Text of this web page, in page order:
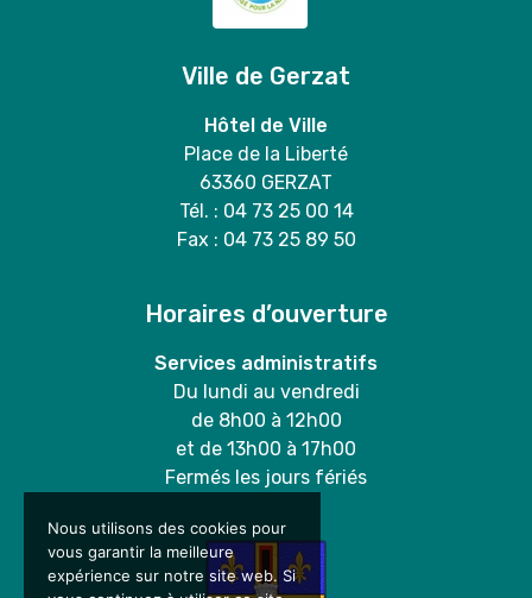
Ville de Gerzat
Hôtel de Ville
Place de la Liberté
63360 GERZAT
Tél. : 04 73 25 00 14
Fax : 04 73 25 89 50
Horaires d’ouverture
Services administratifs
Du lundi au vendredi
de 8h00 à 12h00
et de 13h00 à 17h00
Fermés les jours fériés
Nous utilisons des cookies pour
vous garantir la meilleure
expérience sur notre site web. Si